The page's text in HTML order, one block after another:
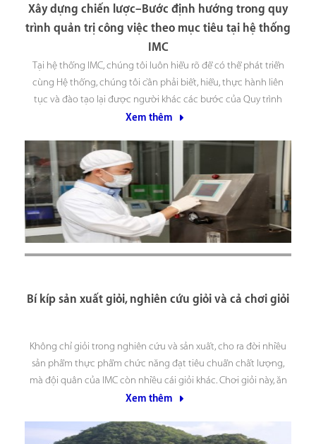
Xây dựng chiến lược–Bước định hướng trong quy
trình quản trị công việc theo mục tiêu tại hệ thống
IMC
Tại hệ thống IMC, chúng tôi luôn hiểu rõ để có thể phát triển
cùng Hệ thống, chúng tôi cần phải biết, hiểu, thực hành liên
tục và đào tạo lại được người khác các bước của Quy trình
“Quản trị công việc theo mục tiêu”: Bước 1. Xây dựng
Xem thêm
Bí kíp sản xuất giỏi, nghiên cứu giỏi và cả chơi giỏi
Không chỉ giỏi trong nghiên cứu và sản xuất, cho ra đời nhiều
sản phẩm thực phẩm chức năng đạt tiêu chuẩn chất lượng,
mà đội quân của IMC còn nhiều cái giỏi khác. Chơi giỏi này, ăn
giỏi này, sinh hoạt tập thể cũng giỏi. Mỗi khi anh chị
Xem thêm